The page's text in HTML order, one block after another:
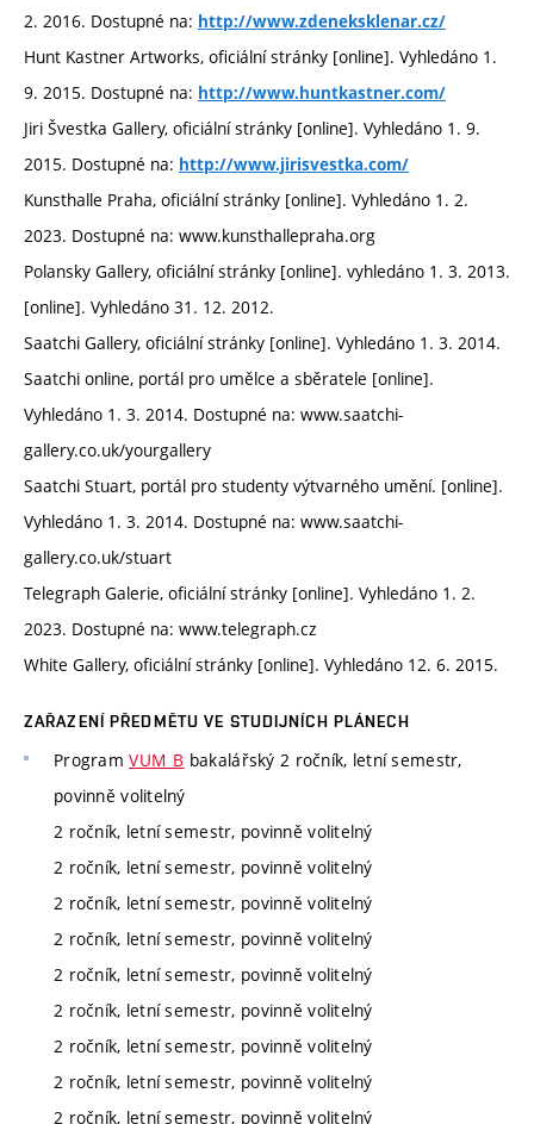
2. 2016. Dostupné na: http://www.zdeneksklenar.cz/
Hunt Kastner Artworks, oficiální stránky [online]. Vyhledáno 1.
9. 2015. Dostupné na: http://www.huntkastner.com/
Jiri Švestka Gallery, oficiální stránky [online]. Vyhledáno 1. 9.
2015. Dostupné na: http://www.jirisvestka.com/
Kunsthalle Praha, oficiální stránky [online]. Vyhledáno 1. 2.
2023. Dostupné na: www.kunsthallepraha.org
Polansky Gallery, oficiální stránky [online]. vyhledáno 1. 3. 2013.
[online]. Vyhledáno 31. 12. 2012.
Saatchi Gallery, oficiální stránky [online]. Vyhledáno 1. 3. 2014.
Saatchi online, portál pro umělce a sběratele [online].
Vyhledáno 1. 3. 2014. Dostupné na: www.saatchi-
gallery.co.uk/yourgallery
Saatchi Stuart, portál pro studenty výtvarného umění. [online].
Vyhledáno 1. 3. 2014. Dostupné na: www.saatchi-
gallery.co.uk/stuart
Telegraph Galerie, oficiální stránky [online]. Vyhledáno 1. 2.
2023. Dostupné na: www.telegraph.cz
White Gallery, oficiální stránky [online]. Vyhledáno 12. 6. 2015.
ZAŘAZENÍ PŘEDMĚTU VE STUDIJNÍCH PLÁNECH
ProgramVUM_B bakalářský 2 ročník, letní semestr,
povinně volitelný
2 ročník, letní semestr, povinně volitelný
2 ročník, letní semestr, povinně volitelný
2 ročník, letní semestr, povinně volitelný
2 ročník, letní semestr, povinně volitelný
2 ročník, letní semestr, povinně volitelný
2 ročník, letní semestr, povinně volitelný
2 ročník, letní semestr, povinně volitelný
2 ročník, letní semestr, povinně volitelný
2 ročník, letní semestr, povinně volitelný